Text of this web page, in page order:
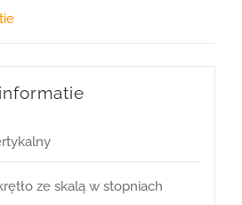
ze skalą w stopniach